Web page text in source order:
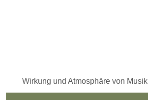
Wirkung und Atmosphäre von Musik